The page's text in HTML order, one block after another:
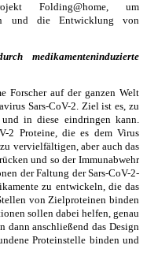
Folding@home, um
und die Entwicklung von
medikamenteninduzierte
Forscher auf der ganzen Welt
Sars-CoV-2. Ziel ist es, zu
in diese eindringen kann.
2 Proteine, die es dem Virus
vervielfältigen, aber auch das
und so der Immunabwehr
der Faltung der Sars-CoV-2-
zu entwickeln, die das
von Zielproteinen binden
sollen dabei helfen, genau
dann anschließend das Design
Proteinstelle binden und